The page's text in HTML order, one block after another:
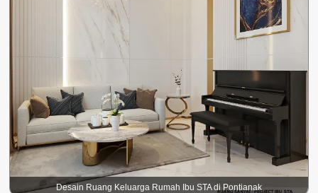
Desain Ruang Keluarga Rumah Ibu STA di Pontianak